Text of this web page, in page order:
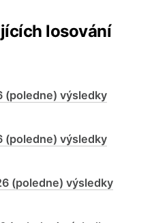
losování
(poledne) výsledky
(poledne) výsledky
(poledne) výsledky